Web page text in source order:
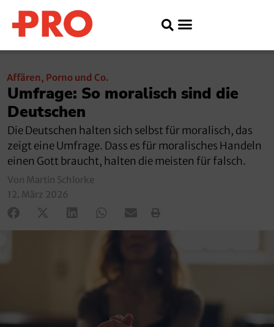
Affären, Porno und Co.
Umfrage: So moralisch sind die
Deutschen
Die Deutschen halten sich selbst für moralisch, das
zeigt eine Umfrage. Dass es für moralisches Handeln
einen Gott braucht, halten die meisten für falsch.
Von Martin Schlorke
12. März 2026